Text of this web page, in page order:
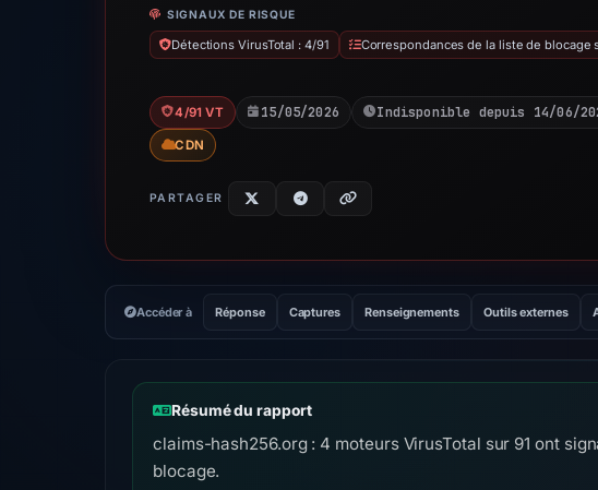
SIGNAUX DE RISQUE
Détections VirusTotal : 4/91 Correspondances de la liste de blocage
4/91 VT 15/05/2026 Indisponible depuis 14/06/
CDN
PARTAGER
Accéder à Réponse Captures Renseignements Outils externes
Résumé du rapport
claims-hash256.org : 4 moteurs VirusTotal sur 91 ont
blocage.